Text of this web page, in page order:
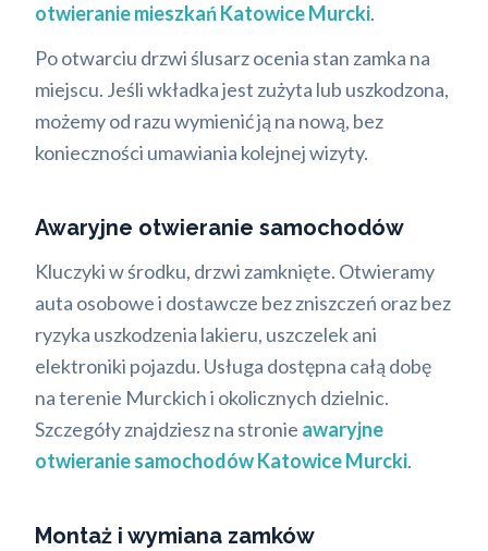
otwieranie mieszkań Katowice Murcki.
Po otwarciu drzwi ślusarz ocenia stan zamka na
miejscu. Jeśli wkładka jest zużyta lub uszkodzona,
możemy od razu wymienić ją na nową, bez
konieczności umawiania kolejnej wizyty.
Awaryjne otwieranie samochodów
Kluczyki w środku, drzwi zamknięte. Otwieramy
auta osobowe i dostawcze bez zniszczeń oraz bez
ryzyka uszkodzenia lakieru, uszczelek ani
elektroniki pojazdu. Usługa dostępna całą dobę
na terenie Murckich i okolicznych dzielnic.
Szczegóły znajdziesz na stronie awaryjne
otwieranie samochodów Katowice Murcki.
Montaż i wymiana zamków